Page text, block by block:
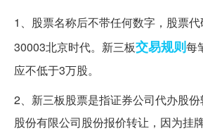
1、股票名称后不带任何数字，股票
30003北京时代。新三板交易规则每
应不低于3万股。
2、新三板股票是指证券公司代办股
股份有限公司股份报价转让，因为挂